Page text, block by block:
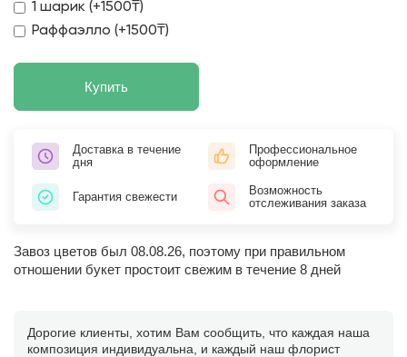
1 шарик (+1500₸)
Раффаэлло (+1500₸)
Купить
Доставка в течение
дня
Профессиональное
оформление
Гарантия свежести
Возможность
отслеживания заказа
Завоз цветов был 08.08.26, поэтому при правильном
отношении букет простоит свежим в течение 8 дней
Дорогие клиенты, хотим Вам сообщить, что каждая наша
композиция индивидуальна, и каждый наш флорист